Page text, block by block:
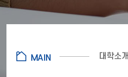
대학소개